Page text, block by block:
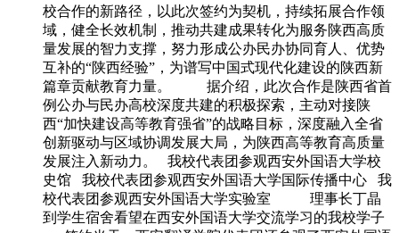
校合作的新路径，以此次签约为契机，持续拓展合作领
域，健全长效机制，推动共建成果转化为服务陕西高质
量发展的智力支撑，努力形成公办民办协同育人、优势
互补的“陕西经验”，为谱写中国式现代化建设的陕西新
篇章贡献教育力量。 据介绍，此次合作是陕西省首
例公办与民办高校深度共建的积极探索，主动对接陕
西“加快建设高等教育强省”的战略目标，深度融入全省
创新驱动与区域协调发展大局，为陕西高等教育高质量
发展注入新动力。 我校代表团参观西安外国语大学校
史馆 我校代表团参观西安外国语大学国际传播中心 我
校代表团参观西安外国语大学实验室 理事长丁晶
到学生宿舍看望在西安外国语大学交流学习的我校学子